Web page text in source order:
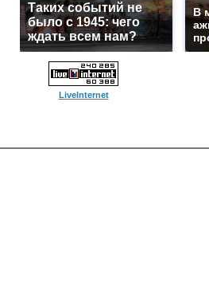
Таких событий не
было с 1945: чего
ждать всем нам?
В
LiveInternet